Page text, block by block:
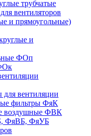
трубчатые
вентиляторов
и прямоугольные)
и
ФОп
вентиляции
фильтры ФяК
воздушные ФВК
ФяВБ, ФяУБ